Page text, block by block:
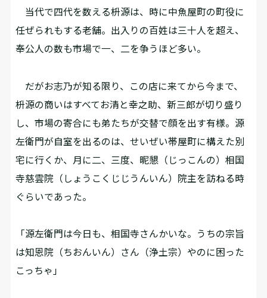
当代で四代を数える枡源は、時に中魚屋町の町役に
任ぜられもする老舗。出入りの百姓は三十人を超え、
奉公人の数も市場で一、二を争うほど多い。
だがお志乃が知る限り、この店に来てから今まで、
枡源の商いはすべてお清と幸之助、新三郎が切り盛り
し、市場の寄合にも弟たちが交替で顔を出す有様。源
左衛門が自室を出るのは、せいぜい帯屋町に構えた別
宅に行くか、月に二、三度、昵懇（じっこんの）相国
寺慈雲院（しょうこくじじうんいん）院主を訪ねる時
ぐらいであった。
「源左衛門は今日も、相国寺さんかいな。うちの宗旨
は知恩院（ちおんいん）さん（浄土宗）やのに困った
こっちゃ」